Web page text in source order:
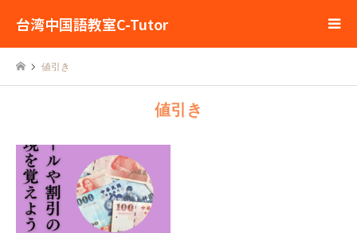
台湾中国語教室C-Tutor
値引き
値引き